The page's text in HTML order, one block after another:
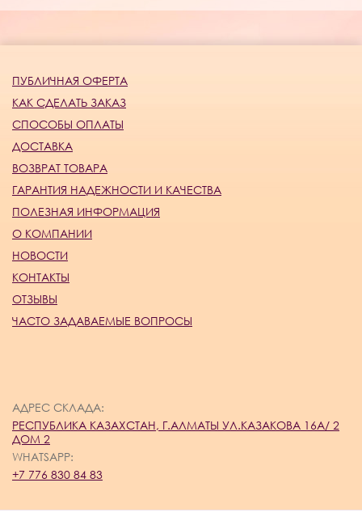
ПУБЛИЧНАЯ ОФЕРТА
КАК СДЕЛАТЬ ЗАКАЗ
СПОСОБЫ ОПЛАТЫ
ДОСТАВКА
ВОЗВРАТ ТОВАРА
ГАРАНТИЯ НАДЕЖНОСТИ И КАЧЕСТВА
ПОЛЕЗНАЯ ИНФОРМАЦИЯ
О КОМПАНИИ
НОВОСТИ
КОНТАКТЫ
ОТЗЫВЫ
ЧАСТО ЗАДАВАЕМЫЕ ВОПРОСЫ
АДРЕС СКЛАДА:
РЕСПУБЛИКА КАЗАХСТАН, Г.АЛМАТЫ УЛ.КАЗАКОВА 16А/ 2
ДОМ 2
WHATSAPP:
+7 776 830 84 83